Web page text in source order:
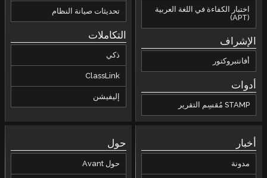
اختبار الكفاءة في اللغة العربية
(APT)
الإشراف
أفانتبروكتور
أدوات
STAMP مُقسِم التقرير
تحديثات صيانة النظام
التكاملات
ذكي
ClassLink
إليفيشن
أخبار
مدونة
حول
حول Avant